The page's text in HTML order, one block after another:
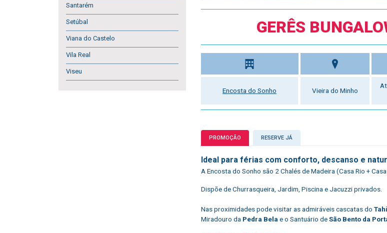
Santarém
Setúbal
Viana do Castelo
Vila Real
Viseu
GERÊS
Encosta do Sonho Vieira do Minho
PROMOÇÃO RESERVE JÁ
Ideal para férias com conforto, descanso e
A Encosta do Sonho são 2 Chalés de Madeira (Casa Rio +
Dispõe de Churrasqueira, Jardim, Piscina e Jacuzzi privados.
Nas proximidades pode visitar as admiráveis cascatas do
Miradouro da Pedra Bela e o Santuário deSão Bento da